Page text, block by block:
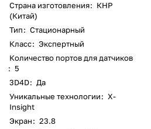
Страна изготовления: КНР
(Китай)
Тип: Стационарный
Класс: Экспертный
Количество портов для датчиков
: 5
3D4D: Да
Уникальные технологии: X-
Insight
Экран: 23.8